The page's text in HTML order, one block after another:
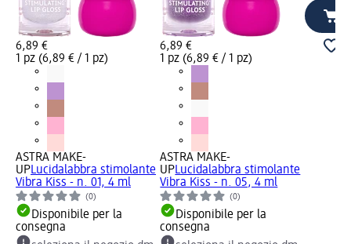
6,89 €
1 pz (6,89 € / 1 pz)
ASTRA MAKE-
UPLucidalabbra stimolante
Vibra Kiss - n. 01, 4 ml
(0)
Disponibile per la
consegna
6,89 €
1 pz (6,89 € / 1 pz)
ASTRA MAKE-
UPLucidalabbra stimolante
Vibra Kiss - n. 05, 4 ml
(0)
Disponibile per la
consegna